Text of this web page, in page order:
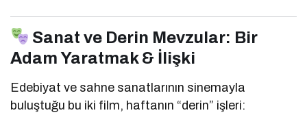
Sanat ve Derin Mevzular: Bir
Adam Yaratmak & İlişki
Edebiyat ve sahne sanatlarının sinemayla
buluştuğu bu iki film, haftanın “derin” işleri: